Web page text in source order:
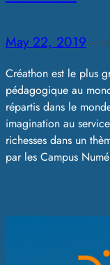
May 22, 2019— by
Créathon est le plus
pédagogique au
répartis dans le
imagination au
richesses dans un
par les Campus